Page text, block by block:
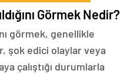
Görmek Nedir?
görmek, genellikle
şok edici olaylar veya
çalıştığı durumlarla